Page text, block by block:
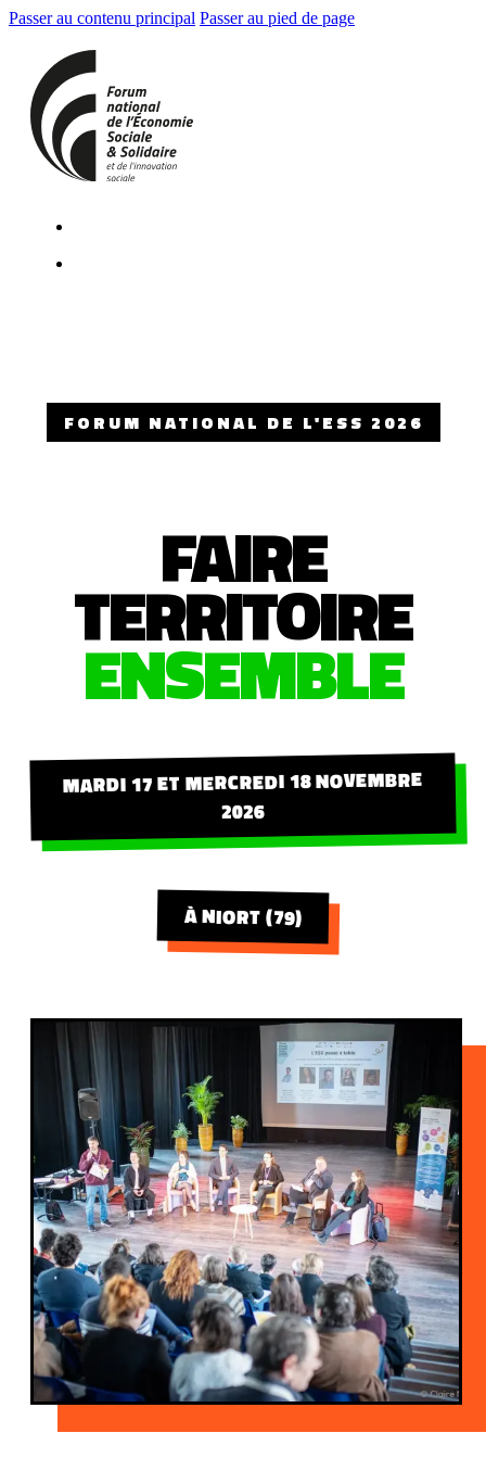
Passer au contenu principal Passer au pied de page
FORUM NATIONAL DE L'ESS 2026
FAIRE
TERRITOIRE
ENSEMBLE
MARDI 17 ET MERCREDI 18 NOVEMBRE
2026
À NIORT (79)